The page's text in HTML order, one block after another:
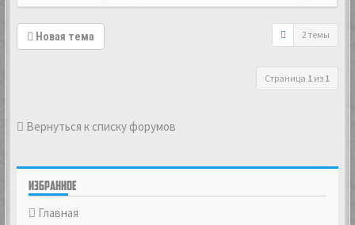
Новая тема 2 темы
Страница 1 из 1
Вернуться к списку форумов
ИЗБРАННОЕ
Главная